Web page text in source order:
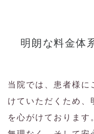
明朗な料金体
当院では、患者様に
けていただくため、
を心がけております